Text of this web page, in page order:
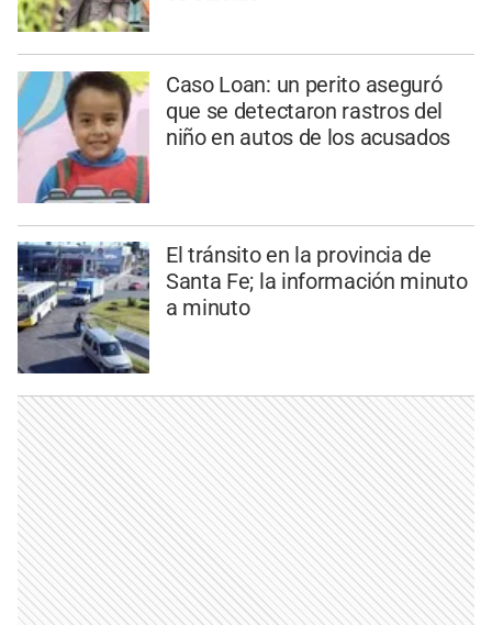
Caso Loan: un perito aseguró
que se detectaron rastros del
niño en autos de los acusados
El tránsito en la provincia de
Santa Fe; la información minuto
a minuto